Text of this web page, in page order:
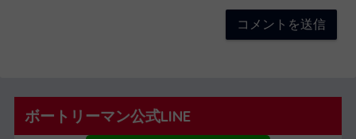
ボートリーマン公式LINE